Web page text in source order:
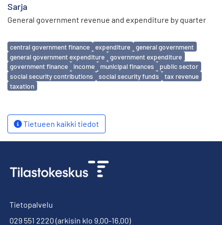
Sarja
General government revenue and expenditure by quarter
Avainsanat
central government finance expenditure
general government
general government expenditure
government expenditure
government finance
income municipal finances
public sector
social security contributions
social security funds
tax revenue
taxation
Tietueen kaikki tiedot
Tietopalvelu
029 551 2220 (arkisin klo 9.00-16.00)